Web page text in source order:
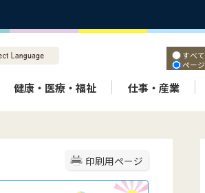
すべて
ページ
健康・医療・福祉 仕事・産業
印刷用ページ